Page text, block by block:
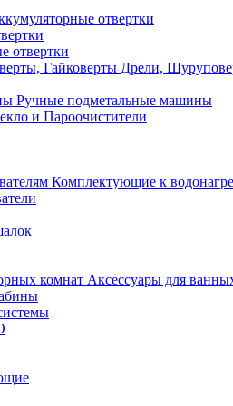
отвертки
отвертки
Дрели,
Ручные подметальные машины
и Пароочистители
Комплектующие к
Аксессуары для